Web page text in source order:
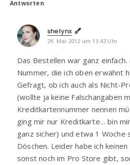
Antworten
shelynx
29. Mai 2012 um 13:43 Uhr
Das Bestellen war ganz
Nummer, die ich oben erwähnt
Gefragt, ob ich auch als Nicht-
(wollte ja keine Falschangaben
Kreditkartennummer nennen
ging mir nur Kreditkarte… bin
ganz sicher) und etwa 1 Woche
Döschen. Leider habe ich
sonst noch im Pro Store gibt,